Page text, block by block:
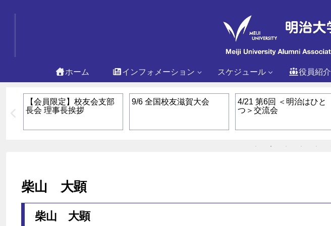
ホーム インフォメーション スケジュール 役員紹介
【会員限定】校友会支部
長会 理事長挨拶
9/6 全国校友滋賀大会
4/21 第6回 ＜明治はひと
つ＞交流会
柴山 大顕
柴山 大顕